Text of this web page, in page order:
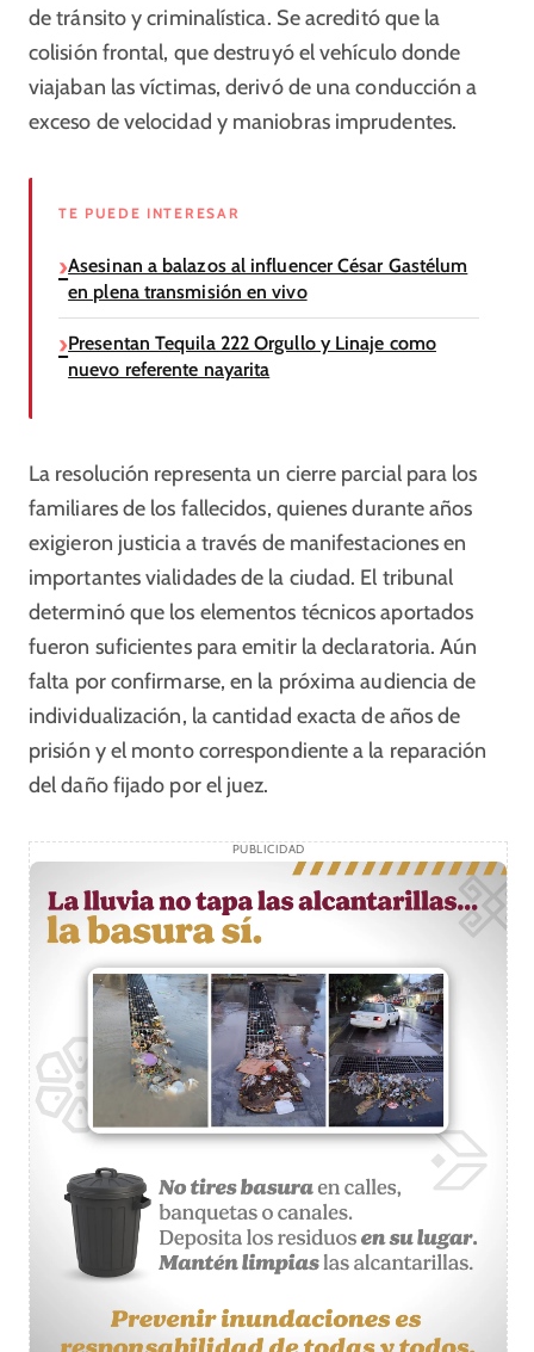
de tránsito y criminalística. Se acreditó que la
colisión frontal, que destruyó el vehículo donde
viajaban las víctimas, derivó de una conducción a
exceso de velocidad y maniobras imprudentes.
TE PUEDE INTERESAR
Asesinan a balazos al influencer César Gastélum
en plena transmisión en vivo
Presentan Tequila 222 Orgullo y Linaje como
nuevo referente nayarita
La resolución representa un cierre parcial para los
familiares de los fallecidos, quienes durante años
exigieron justicia a través de manifestaciones en
importantes vialidades de la ciudad. El tribunal
determinó que los elementos técnicos aportados
fueron suficientes para emitir la declaratoria. Aún
falta por confirmarse, en la próxima audiencia de
individualización, la cantidad exacta de años de
prisión y el monto correspondiente a la reparación
del daño fijado por el juez.
PUBLICIDAD